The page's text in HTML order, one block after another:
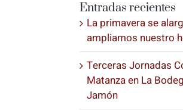
Entradas recientes
La primavera se
ampliamos nuestro
Terceras Jornadas
Matanza en La
Jamón